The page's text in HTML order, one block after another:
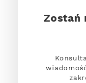
Zostań